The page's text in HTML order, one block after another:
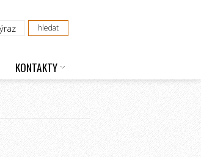
KONTAKTY